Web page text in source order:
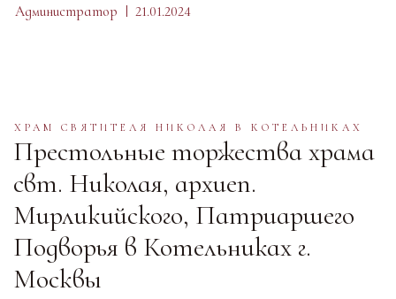
Администратор 21.01.2024
ХРАМ СВЯТИТЕЛЯ НИКОЛАЯ В КОТЕЛЬНИКАХ
Престольные торжества храма
свт. Николая, архиеп.
Мирликийского, Патриаршего
Подворья в Котельниках г.
Москвы